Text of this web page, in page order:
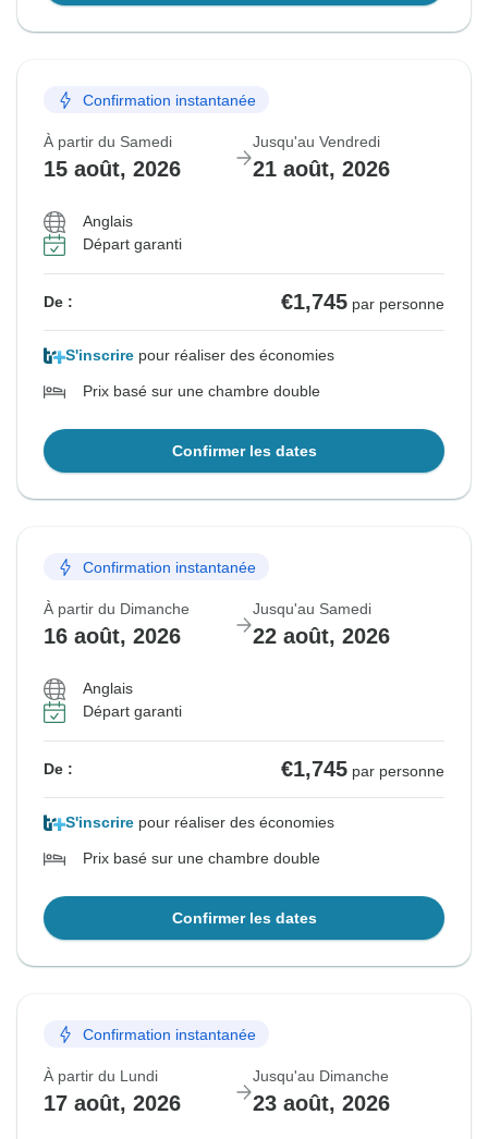
Confirmation instantanée
À partir du Samedi
15 août, 2026
Jusqu'au Vendredi
21 août, 2026
Anglais
Départ garanti
De : €1,745 par personne
S'inscrire pour réaliser des économies
Prix basé sur une chambre double
Confirmer les dates
Confirmation instantanée
À partir du Dimanche
16 août, 2026
Jusqu'au Samedi
22 août, 2026
Anglais
Départ garanti
De : €1,745 par personne
S'inscrire pour réaliser des économies
Prix basé sur une chambre double
Confirmer les dates
Confirmation instantanée
À partir du Lundi
17 août, 2026
Jusqu'au Dimanche
23 août, 2026